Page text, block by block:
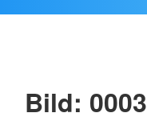
Bild: 0003